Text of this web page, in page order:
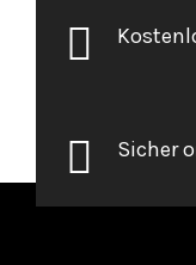
Sicher